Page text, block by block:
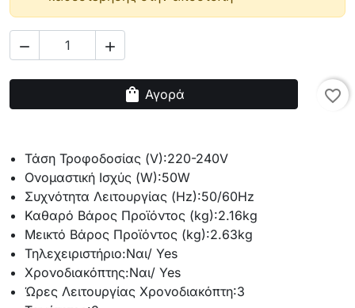
 
shopping_bag Αγορά favorite_border
Τάση Τροφοδοσίας (V):220-240V
Ονομαστική Ισχύς (W):50W
Συχνότητα Λειτουργίας (Hz):50/60Hz
Καθαρό Βάρος Προϊόντος (kg):2.16kg
Μεικτό Βάρος Προϊόντος (kg):2.63kg
Τηλεχειριστήριο:Ναι/ Yes
Χρονοδιακόπτης:Ναι/ Yes
Ώρες Λειτουργίας Χρονοδιακόπτη:3